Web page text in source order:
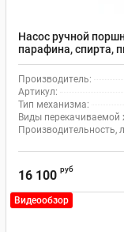
Насос ручной
парафина, спирта,
чугун/латунь,
Производитель:
Артикул:
Тип механизма:
Виды перекачиваемой
Производительность,
16 100 руб
Видеообзор